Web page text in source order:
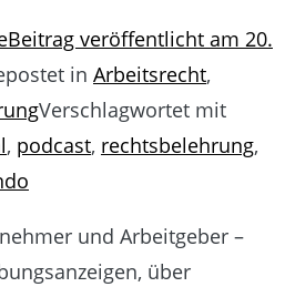
Beitrag veröffentlicht am 20.
in Arbeitsrecht,
Verschlagwortet mit
, podcast, rechtsbelehrung,
und Arbeitgeber –
über